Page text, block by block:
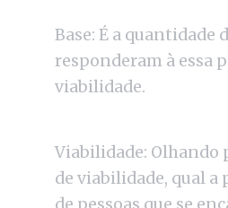
Base: É a quantidade
responderam à essa
viabilidade.
Viabilidade: Olhando
de viabilidade, qual a
de pessoas que se